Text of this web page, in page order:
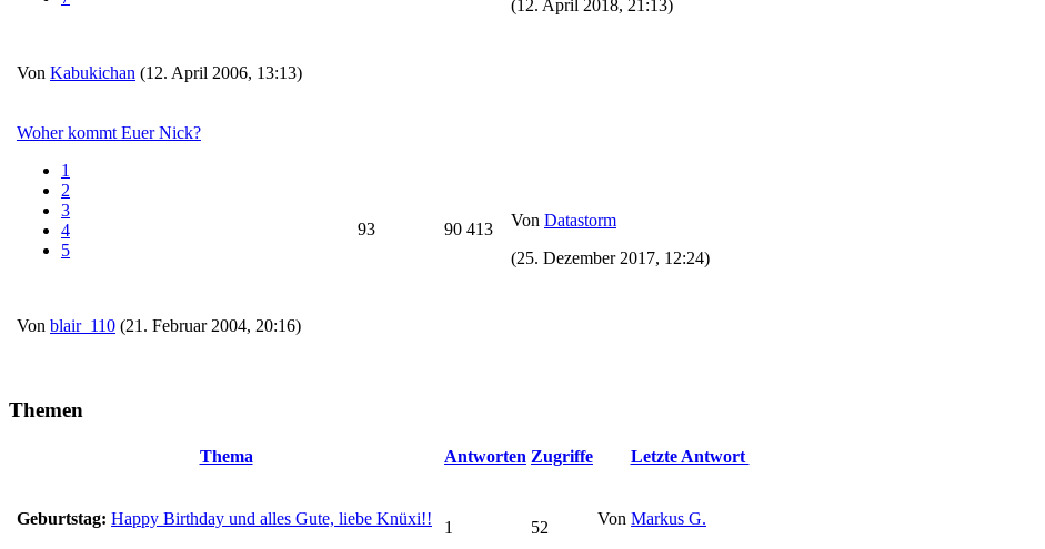
Von Kabukichan (12. April 2006, 13:13)
(12. April 2018, 21:13)
Woher kommt Euer Nick?
1
2
3
4
5
Von blair_110 (21. Februar 2004, 20:16)
93 90 413 Von Datastorm
(25. Dezember 2017, 12:24)
Themen
Thema Antworten Zugriffe Letzte Antwort
Geburtstag: Happy Birthday und alles Gute, liebe Knüxi!!
1 52 Von Markus G.